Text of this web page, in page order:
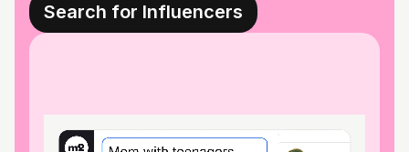
Search for Influencers